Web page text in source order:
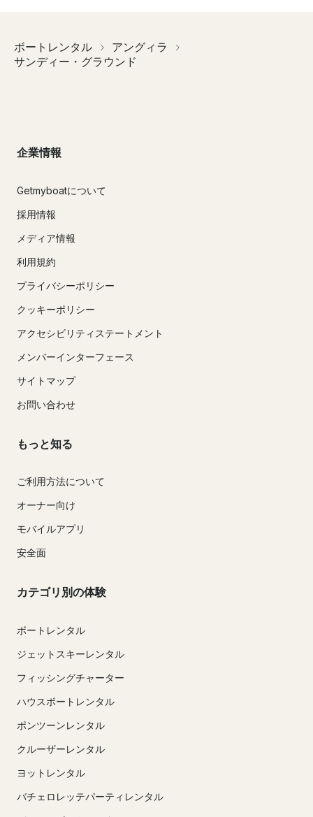
ボートレンタル
アングィラ
サンディー・グラウンド
企業情報
Getmyboatについて
採用情報
メディア情報
利用規約
プライバシーポリシー
クッキーポリシー
アクセシビリティステートメント
メンバーインターフェース
サイトマップ
お問い合わせ
もっと知る
ご利用方法について
オーナー向け
モバイルアプリ
安全面
カテゴリ別の体験
ボートレンタル
ジェットスキーレンタル
フィッシングチャーター
ハウスボートレンタル
ポンツーンレンタル
クルーザーレンタル
ヨットレンタル
バチェロレッテパーティレンタル